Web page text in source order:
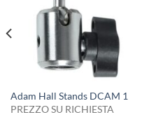
Adam Hall Stands DCAM 1
PREZZO SU RICHIESTA